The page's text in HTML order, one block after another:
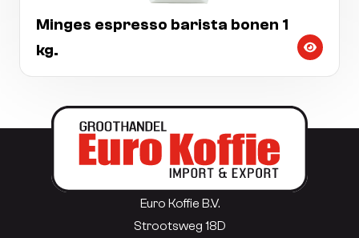
Minges espresso barista bonen 1
kg.
Euro Koffie B.V.
Strootsweg 18D